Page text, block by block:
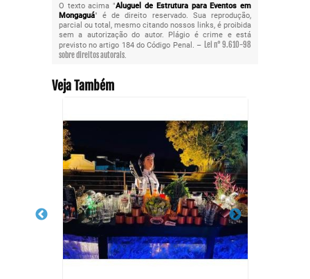
O texto acima "Aluguel de Estrutura para Eventos em
Mongaguá" é de direito reservado. Sua reprodução,
parcial ou total, mesmo citando nossos links, é proibida
sem a autorização do autor. Plágio é crime e está
previsto no artigo 184 do Código Penal. – Lei n° 9.610-98
sobre direitos autorais.
Veja Também